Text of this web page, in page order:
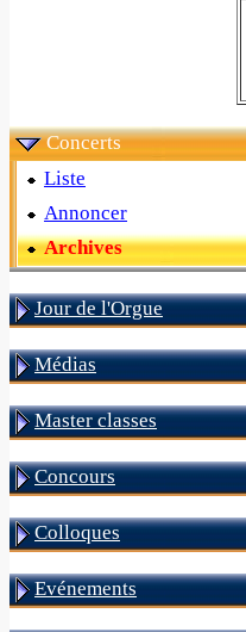
Concerts
Liste
Annoncer
Archives
Jour de l'Orgue
Médias
Master classes
Concours
Colloques
Evénements